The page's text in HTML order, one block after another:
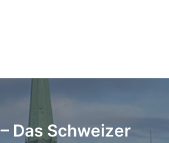
– Das Schweizer